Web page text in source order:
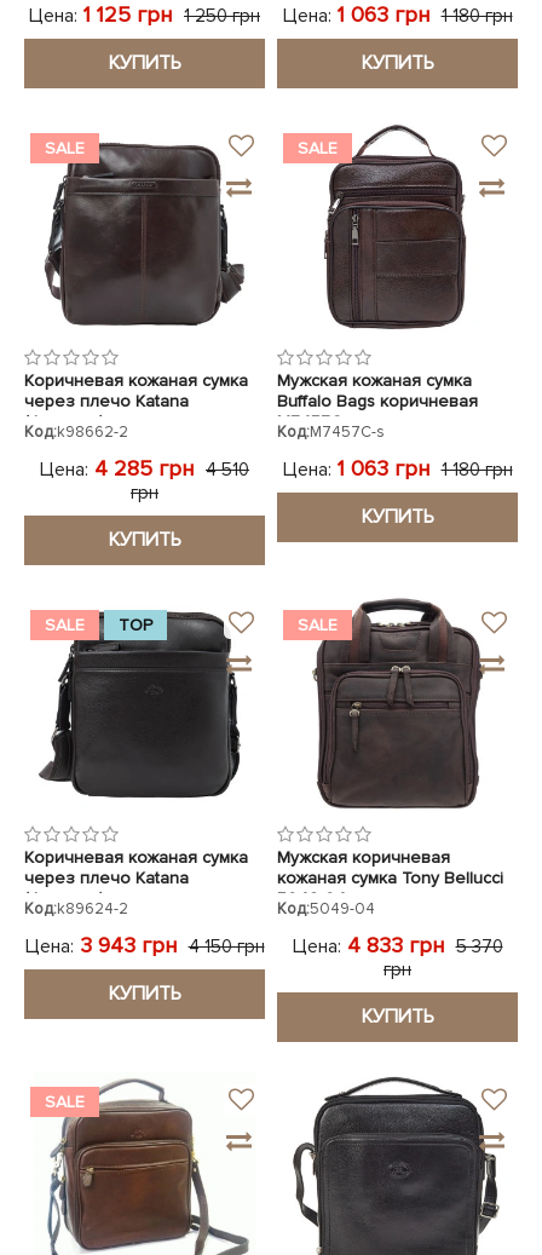
Цена: 1 125 грн 1 250 грн
КУПИТЬ
Цена: 1 063 грн 1 180 грн
КУПИТЬ
SALE
Коричневая кожаная сумка
через плечо Katana
(Франция)
Код:k98662-2
Цена: 4 285 грн 4 510
грн
КУПИТЬ
SALE
Мужская кожаная сумка
Buffalo Bags коричневая
M7457C
Код:M7457C-s
Цена: 1 063 грн 1 180 грн
КУПИТЬ
SALE TOP
Коричневая кожаная сумка
через плечо Katana
(Франция)
Код:k89624-2
Цена: 3 943 грн 4 150 грн
КУПИТЬ
SALE
Мужская коричневая
кожаная сумка Tony Bellucci
5049-04
Код:5049-04
Цена: 4 833 грн 5 370
грн
КУПИТЬ
SALE